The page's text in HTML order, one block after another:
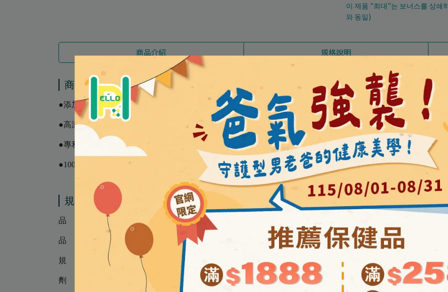
이 제품 "최대"는 보너스를 상쇄
와 동일)
商品介紹 規格說明
商品介紹
●添加天然維生素D3，可幫助調節生理機能，調整體質
●高濃縮魚油，天然三酸甘油酯型式，吸收率最佳
●專利分子酵素蒸餾法，品質更高，無使用任何化學成分來萃取魚油
●100%天然檸檬精華，增加其天然風味
規格說明
品 名 │ Nordic Naturals 北歐天然魚油+D膠囊 ProOmega-D
品 牌 │ Nordic Naturals 北歐天然
規 格 │ 60粒
劑 型 │ 膠囊